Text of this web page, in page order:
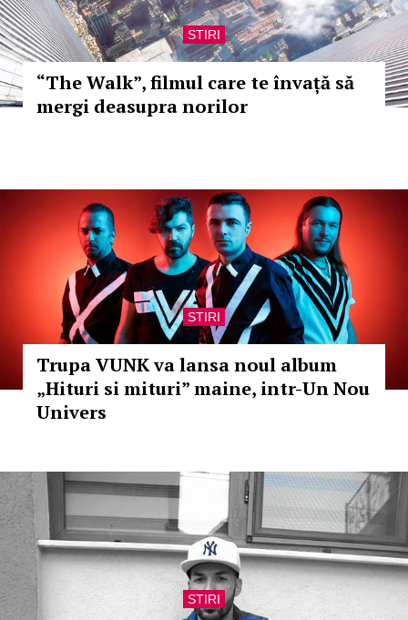
STIRI
“The Walk”, filmul care te învață să
mergi deasupra norilor
STIRI
Trupa VUNK va lansa noul album
„Hituri si mituri” maine, intr-Un Nou
Univers
STIRI